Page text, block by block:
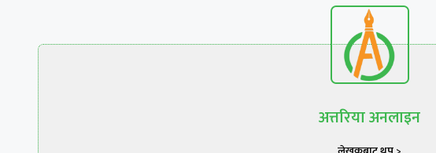
अत्तरिया अनलाइन